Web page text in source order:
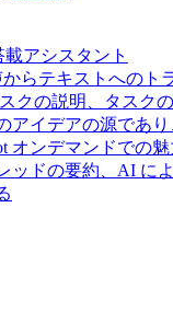
アシスタント
らテキストへのト
クの説明、タスク
アイデアの源であ
オンデマンドでの
ッドの要約、AI に